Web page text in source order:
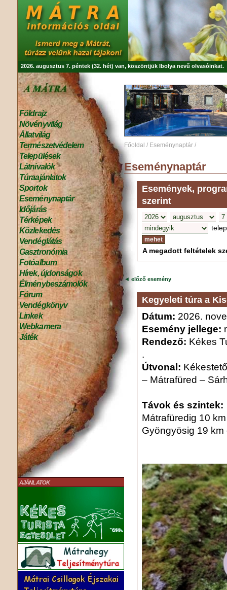
2026. augusztus 7. péntek (32. hét) van, köszöntjük Ibolya nevű olvasóinkat.
Földrajz
Növényvilág
Állatvilág
Természetvédelem
Települések
Látnivalók
Túraajánlatok
Sportok
Eseménynaptár
Időjárás
Térképek
Közlekedés
Vendéglátás
Gasztronómia
Fotóalbum
Hírek, újdonságok
Élménybeszámolók
Fórum
Vendégkönyv
Linkek
Webkamera
Játék
AJÁNLATOK
Főoldal / Eseménynaptár /
Eseménynaptár
Események,
szerint
A megadott feltételek
◄ előző esemény
Kegyeleti túra a
Dátum: 2026.
Esemény jellege:
Rendező: Kékes
.
Útvonal:
– Mátrafüred –
Távok és szintek:
Mátrafüredig 10
Gyöngyösig 19 km